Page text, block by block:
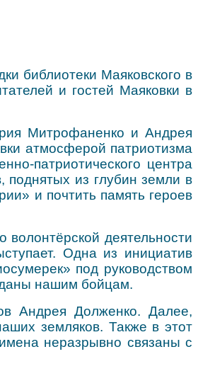
библиотеки Маяковского в
и гостей Маяковки в
Митрофаненко и Андрея
атмосферой патриотизма
патриотического центра
поднятых из глубин земли в
и почтить память героев
деятельности
Одна из инициатив
под руководством
нашим бойцам.
Андрея Долженко. Далее,
земляков. Также в этот
неразрывно связаны с